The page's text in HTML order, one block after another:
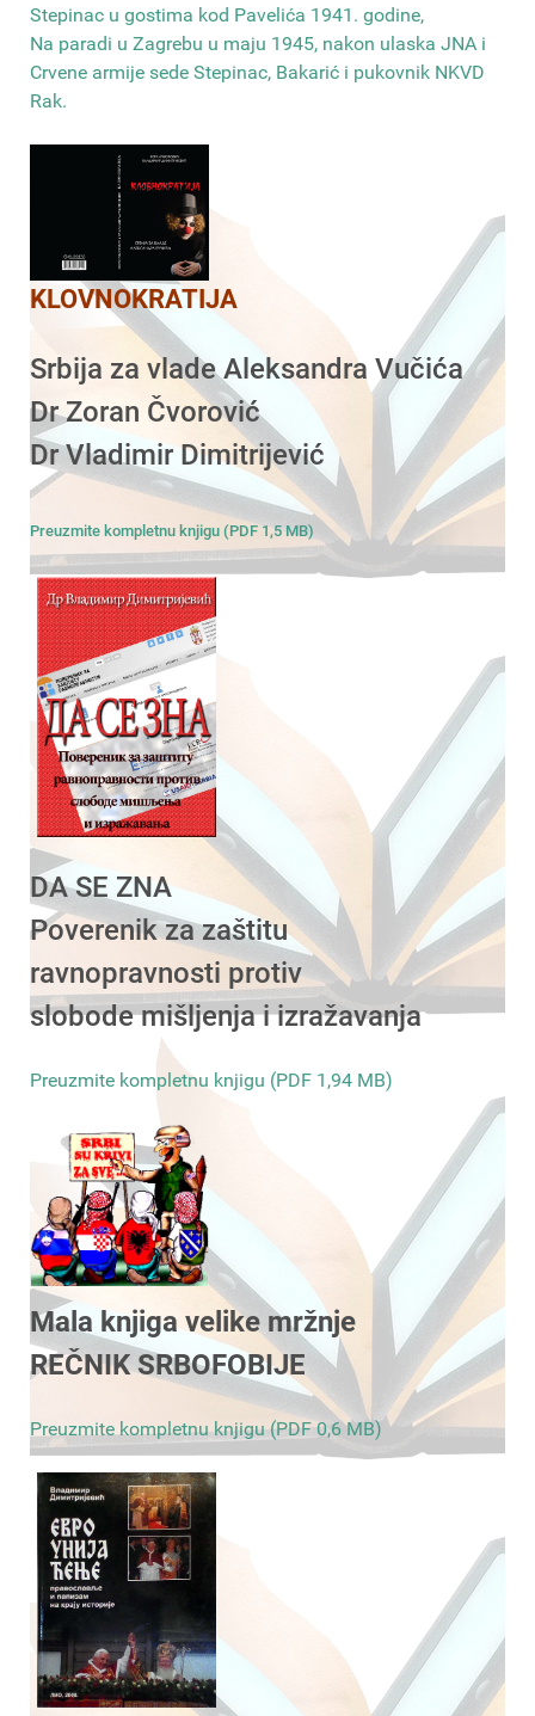
Stepinac u gostima kod Pavelića 1941. godine,
Na paradi u Zagrebu u maju 1945, nakon ulaska JNA i
Crvene armije sede Stepinac, Bakarić i pukovnik NKVD
Rak.
KLOVNOKRATIJA
Srbija za vlade Aleksandra Vučića
Dr Zoran Čvorović
Dr Vladimir Dimitrijević
Preuzmite kompletnu knjigu (PDF 1,5 MB)
DA SE ZNA
Poverenik za zaštitu
ravnopravnosti protiv
slobode mišljenja i izražavanja
Preuzmite kompletnu knjigu (PDF 1,94 MB)
Mala knjiga velike mržnje
REČNIK SRBOFOBIJE
Preuzmite kompletnu knjigu (PDF 0,6 MB)